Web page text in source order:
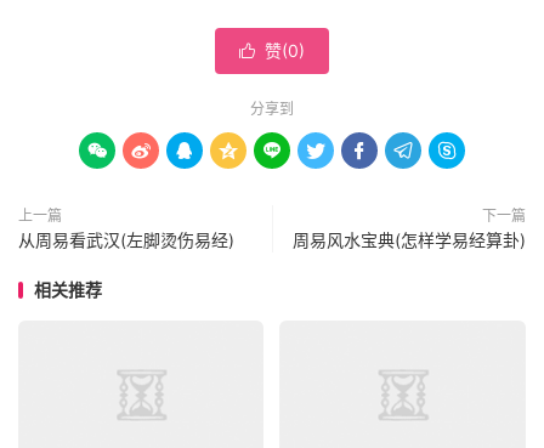
 赞(0)
分享到
        
上一篇
从周易看武汉(左脚烫伤易经)
下一篇
周易风水宝典(怎样学易经算卦)
相关推荐